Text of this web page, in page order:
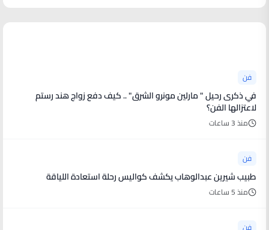
فن
في ذكرى رحيل " مارلين مونرو الشرق" .. كيف دفع زواج هند رستم
لاعتزالها الفن؟
منذ 3 ساعات
فن
طبيب شيرين عبدالوهاب يكشف كواليس رحلة استعادة اللياقة
منذ 5 ساعات